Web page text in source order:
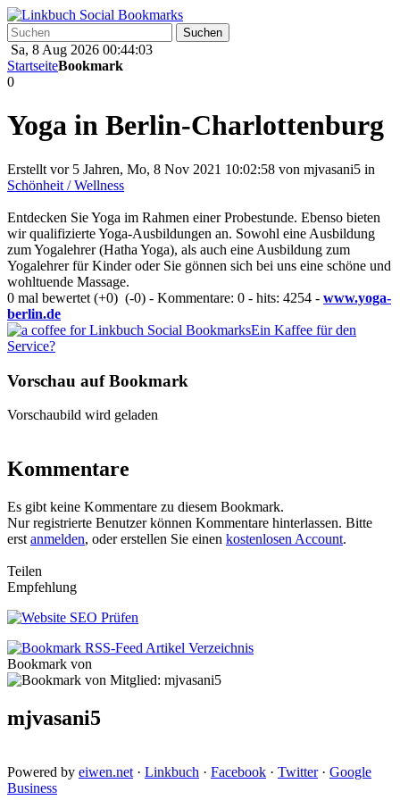
Sa, 8 Aug 2026 00:44:03
StartseiteBookmark
0
Yoga in Berlin-Charlottenburg
Erstellt vor 5 Jahren, Mo, 8 Nov 2021 10:02:58 von mjvasani5 in
Schönheit / Wellness
Entdecken Sie Yoga im Rahmen einer Probestunde. Ebenso bieten
wir qualifizierte Yoga-Ausbildungen an. Sowohl eine Ausbildung
zum Yogalehrer (Hatha Yoga), als auch eine Ausbildung zum
Yogalehrer für Kinder oder Sie gönnen sich bei uns eine schöne und
wohltuende Massage.
0 mal bewertet (+0) (-0) - Kommentare: 0 - hits: 4254 - www.yoga-
berlin.de
Ein Kaffee für den
Service?
Vorschau auf Bookmark
Vorschaubild wird geladen
Kommentare
Es gibt keine Kommentare zu diesem Bookmark.
Nur registrierte Benutzer können Kommentare hinterlassen. Bitte
erst anmelden, oder erstellen Sie einen kostenlosen Account.
Teilen
Empfehlung
Bookmark von
mjvasani5
Powered by eiwen.net · Linkbuch · Facebook · Twitter· Google
Business